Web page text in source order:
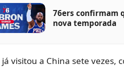
76ers confirmam
nova temporada
visitou a China sete vezes,